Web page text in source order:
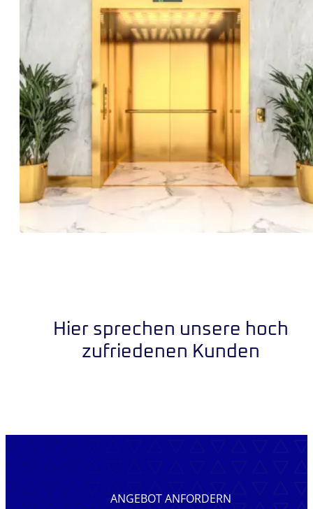
Hier sprechen unsere hoch
zufriedenen Kunden
ANGEBOT ANFORDERN